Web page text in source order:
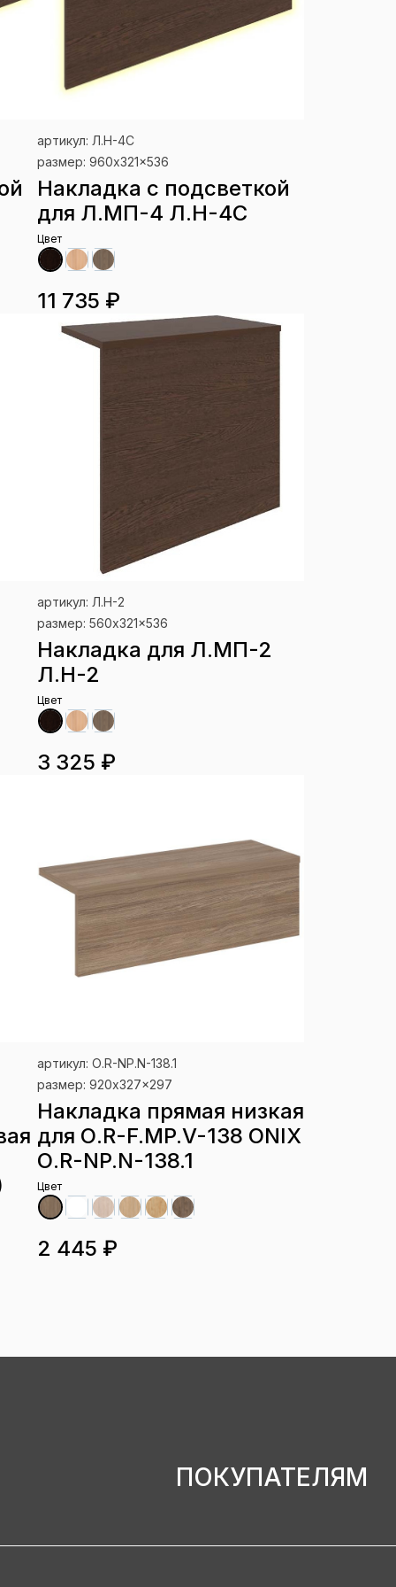
артикул: Л.Н-4С
размер: 960x321x536
Накладка с подсветкой
для Л.МП-4 Л.Н-4С
Цвет
11 735 ₽
артикул: Л.Н-2
размер: 560x321x536
Накладка для Л.МП-2
Л.Н-2
Цвет
3 325 ₽
артикул: О.R-NP.N-138.1
размер: 920x327x297
Накладка прямая низкая
для О.R-F.MP.V-138 ONIX
О.R-NP.N-138.1
Цвет
2 445 ₽
ПОКУПАТЕЛЯМ